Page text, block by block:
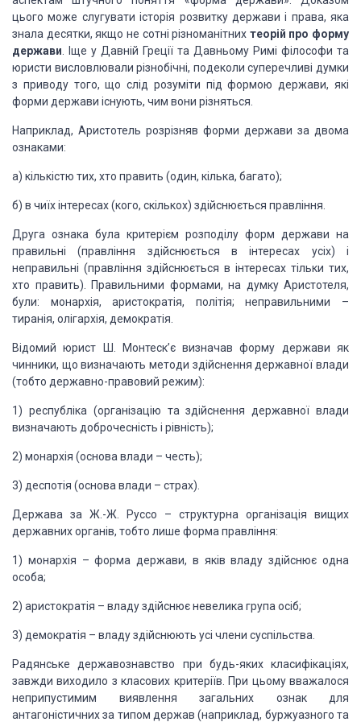
цього може слугувати історія розвитку держави і права, яка
знала десятки, якщо не сотні різноманітних теорій про форму
держави . Іще у Давній Греції та Давньому Римі філософи та
юристи висловлювали різнобічні, подеколи суперечливі думки
з приводу того, що слід розуміти під формою держави, які
форми держави існують, чим вони різняться.
Наприклад, Аристотель розрізняв форми держави за двома
ознаками:
а) кількістю тих, хто править (один, кілька, багато);
б) в чиїх інтересах (кого, скількох) здійснюється правління.
Друга ознака була критерієм розподілу форм держави на
правильні (правління здійснюється в інтересах усіх) і
неправильні (правління здійснюється в інтересах тільки тих,
хто править). Правильними формами, на думку Аристотеля,
були: монархія, аристократія, політія; неправильними –
тиранія, олігархія, демократія.
Відомий юрист Ш. Монтеск’є визначав форму держави як
чинники, що визначають методи здійснення державної влади
(тобто державно-правовий режим):
1) республіка (організацію та здійснення державної влади
визначають доброчесність і рівність);
2) монархія (основа влади – честь);
3) деспотія (основа влади – страх).
Держава за Ж.-Ж. Руссо – структурна організація вищих
державних органів, тобто лише форма правління:
1) монархія – форма держави, в яків владу здійснює одна
особа;
2) аристократія – владу здійснює невелика група осіб;
3) демократія – владу здійснюють усі члени суспільства.
Радянське державознавство при будь-якихкласифікаціях,
завжди виходило з класових критеріїв. При цьому вважалося
неприпустимим виявлення загальних ознак для
антагоністичних за типом держав (наприклад, буржуазного та